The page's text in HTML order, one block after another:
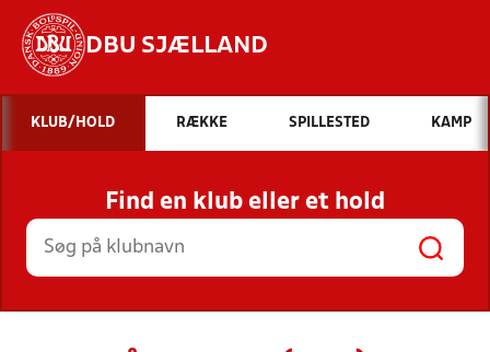
DBU SJÆLLAND
Hvad vil du søge efter?
INDHOLD OG NYHEDER
STILLINGER, RESULTATER, KLUBBER OG
HOLD
KLUB/HOLD RÆKKE SPILLESTED KAMP
Find en klub eller et hold